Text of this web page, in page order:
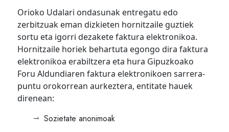
Orioko Udalari ondasunak entregatu edo
zerbitzuak eman dizkieten hornitzaile guztiek
sortu eta igorri dezakete faktura elektronikoa.
Hornitzaile horiek behartuta egongo dira faktura
elektronikoa erabiltzera eta hura Gipuzkoako
Foru Aldundiaren faktura elektronikoen sarrera-
puntu orokorrean aurkeztera, entitate hauek
direnean:
Sozietate anonimoak